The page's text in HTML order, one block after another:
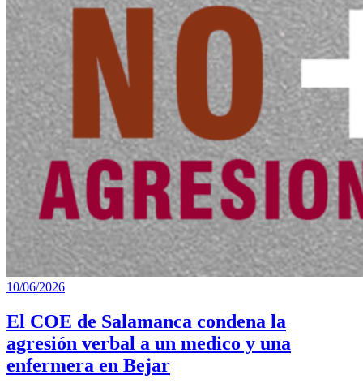
10/06/2026
El COE de Salamanca condena la
agresión verbal a un medico y una
enfermera en Bejar